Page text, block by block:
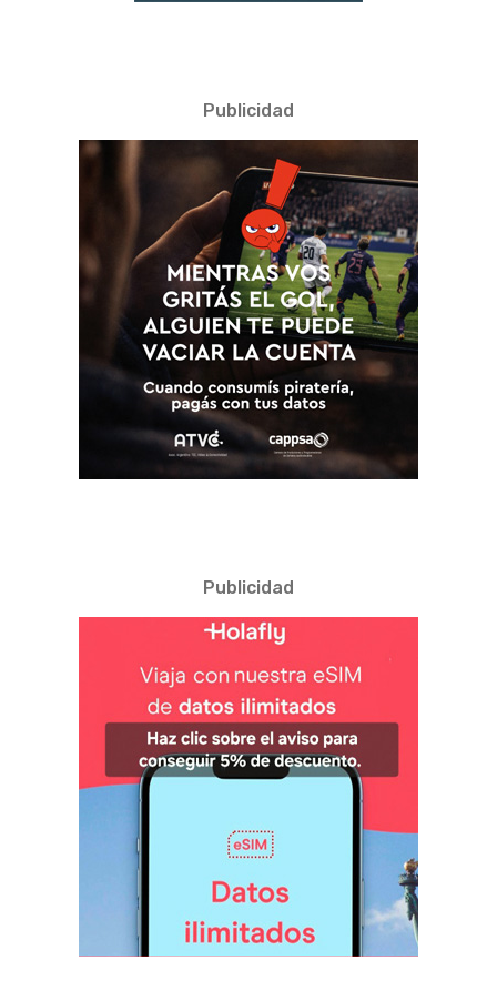
Publicidad
Publicidad